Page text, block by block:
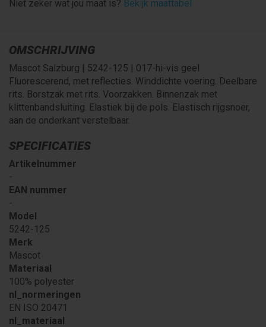
Niet zeker wat jou maat is? Bekijk maattabel
OMSCHRIJVING
Mascot Salzburg | 5242-125 | 017-hi-vis geel
Fluorescerend, met reflecties. Winddichte voering. Deelbare
rits. Borstzak met rits. Voorzakken. Binnenzak met
klittenbandsluiting. Elastiek bij de pols. Elastisch rijgsnoer,
aan de onderkant verstelbaar.
SPECIFICATIES
Artikelnummer
-
EAN nummer
-
Model
5242-125
Merk
Mascot
Materiaal
100% polyester
nl_normeringen
EN ISO 20471
nl_materiaal